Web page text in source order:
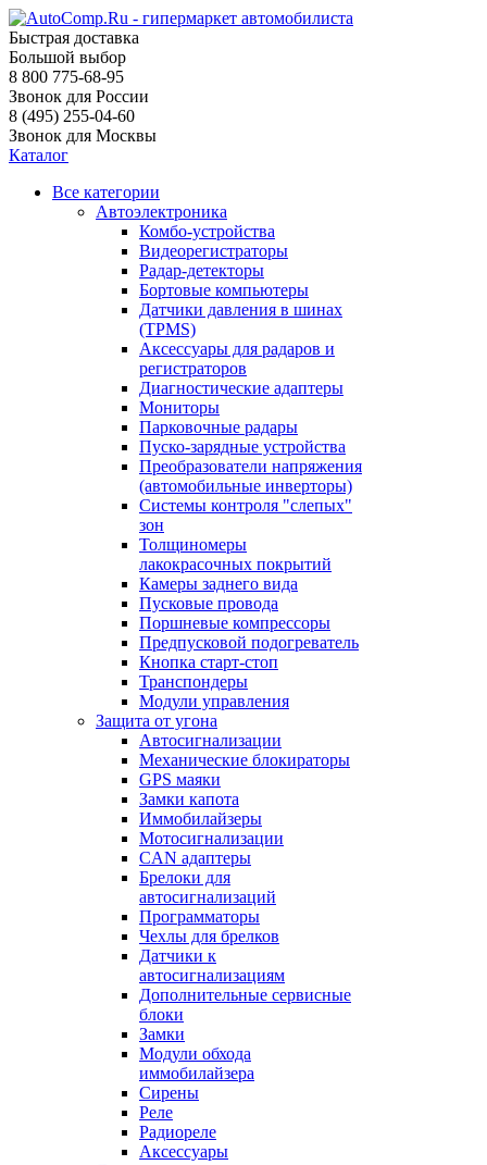
Быстрая доставка
Большой выбор
8 800 775-68-95
Звонок для России
8 (495) 255-04-60
Звонок для Москвы
Каталог
Все категории
Автоэлектроника
Комбо-устройства
Видеорегистраторы
Радар-детекторы
Бортовые компьютеры
Датчики давления в шинах
(TPMS)
Аксессуары для радаров и
регистраторов
Диагностические адаптеры
Мониторы
Парковочные радары
Пуско-зарядные устройства
Преобразователи напряжения
(автомобильные инверторы)
Системы контроля "слепых"
зон
Толщиномеры
лакокрасочных покрытий
Камеры заднего вида
Пусковые провода
Поршневые компрессоры
Предпусковой подогреватель
Кнопка старт-стоп
Транспондеры
Модули управления
Защита от угона
Автосигнализации
Механические блoкираторы
GPS маяки
Замки капота
Иммобилайзеры
Мотосигнализации
CAN адаптеры
Брелоки для
автосигнализаций
Программаторы
Чехлы для брелков
Датчики к
автосигнализациям
Дополнительные сервисные
блоки
Замки
Модули обхода
иммобилайзера
Сирены
Реле
Радиореле
Аксессуары